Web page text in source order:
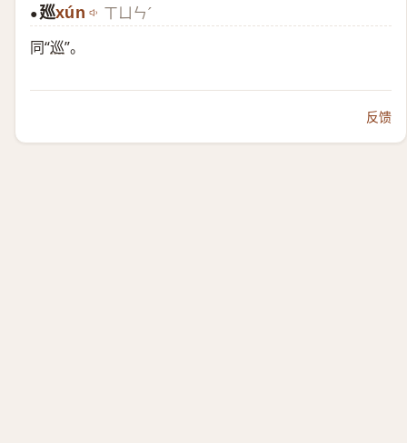
● 廵xún ㄒㄩㄣˊ
同“巡”。
反馈